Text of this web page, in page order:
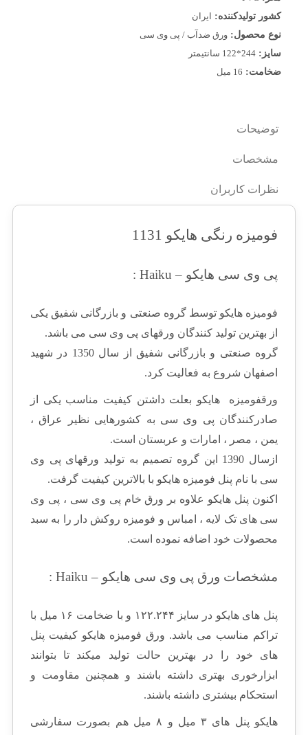
کشور تولیدکننده:
ایران
نوع محصول: ورق ضدآب / پی وی سی
سایز: 244*122 سانتیمتر
ضخامت: 16 میل
توضیحات
مشخصات
نظرات کاربران
فومیزه رنگی هایکو 1131
پی وی سی هایکو – Haiku :
فومیزه هایکو توسط گروه صنعتی و بازرگانی شفیق یکی
از بهترین تولید کنندگان ورقهای پی وی سی می باشد.
گروه صنعتی و بازرگانی شفیق از سال 1350 در شهید
اصفهان شروع به فعالیت کرد.
ورقفومیزه هایکو بعلت داشتن کیفیت مناسب یکی از
صادرکنندگان پی وی سی به کشورهایی نظیر عراق ،
یمن ، مصر ، امارات و عربستان است.
ازسال 1390 این گروه تصمیم به تولید ورقهای پی وی
سی با نام پنل فومیزه هایکو با بالاترین کیفیت گرفت.
اکنون پنل هایکو علاوه بر ورق خام پی وی سی ، پی وی
سی های تک لایه ، امباس و فومیزه روکش دار را به سبد
محصولات خود اضافه نموده است.
مشخصات ورق پی وی سی هایکو – Haiku :
پنل های هایکو در سایز ۱۲۲.۲۴۴ و با ضخامت ۱۶ میل با
تراکم مناسب می باشد. ورق فومیزه هایکو کیفیت پنل
های خود را در بهترین حالت تولید میکند تا بتوانند
ابزارخوری بهتری داشته باشند و همچنین مقاومت و
استحکام بیشتری داشته باشند.
هایکو پنل های ۳ میل و ۸ میل هم بصورت سفارشی